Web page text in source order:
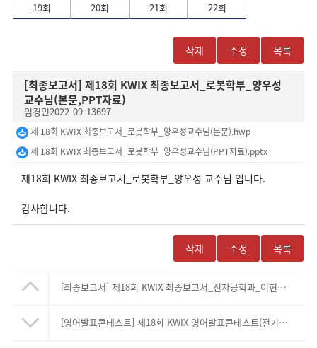
19회
20회 21회 22회
목록
수정
삭제
[최종보고서] 제18회 KWIX 최종보고서_로봇학부_양우성
교수님(본문,PPT자료)
임경민2022-09-13697
제 18회 KWIX 최종보고서_로봇학부_양우성교수님(본문).hwp
제 18회 KWIX 최종보고서_로봇학부_양우성교수님(PPT자료).pptx
제18회 KWIX 최종보고서_로봇학부_양우성 교수님 입니다.
감사합니다.
목록
수정
삭제
[최종보고서] 제18회 KWIX 최종보고서_전자공학과_이현호교수님(본문,PPT자료)
[영어발표콘테스트] 제18회 KWIX 영어발표콘테스트(전기공학과_최주엽교수님)